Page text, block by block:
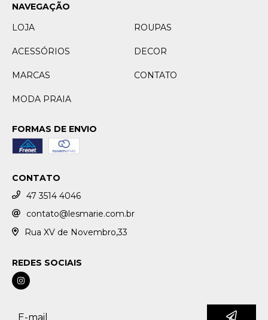
NAVEGAÇÃO
LOJA
ROUPAS
ACESSÓRIOS DECOR
MARCAS CONTATO
MODA PRAIA
FORMAS DE ENVIO
CONTATO
47 3514 4046
contato@lesmarie.com.br
Rua XV de Novembro,33
REDES SOCIAIS